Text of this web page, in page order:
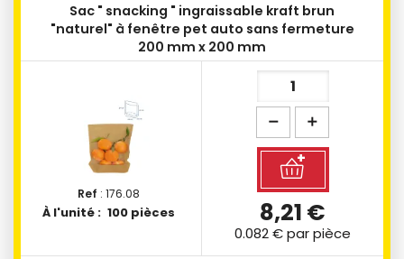
Ref : 176.08
À l'unité : 100 pièces
Sac " snacking " ingraissable kraft brun
"naturel" à fenêtre pet auto sans fermeture
200 mm x 200 mm
8,21 €
0.082 €par pièce